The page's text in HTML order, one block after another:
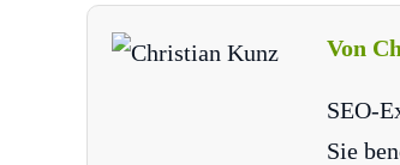
Von
SEO-
Sie